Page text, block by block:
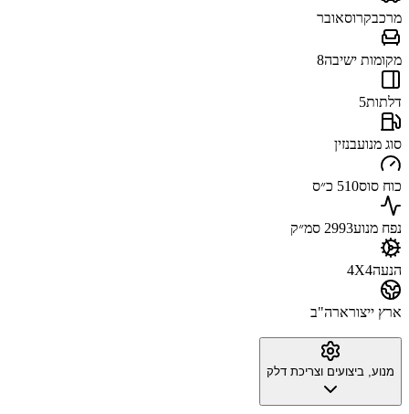
מרכבקרוסאובר
מקומות ישיבה8
דלתות5
סוג מנועבנזין
כוח סוס510 כ״ס
נפח מנוע2993 סמ״ק
הנעה4X4
ארץ ייצורארה"ב
מנוע, ביצועים וצריכת דלק